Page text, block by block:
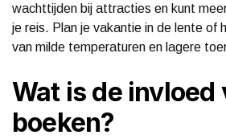
wachttijden bij attracties en kunt
je reis. Plan je vakantie in de lente of
van milde temperaturen en lagere
Wat is de invloed
boeken?